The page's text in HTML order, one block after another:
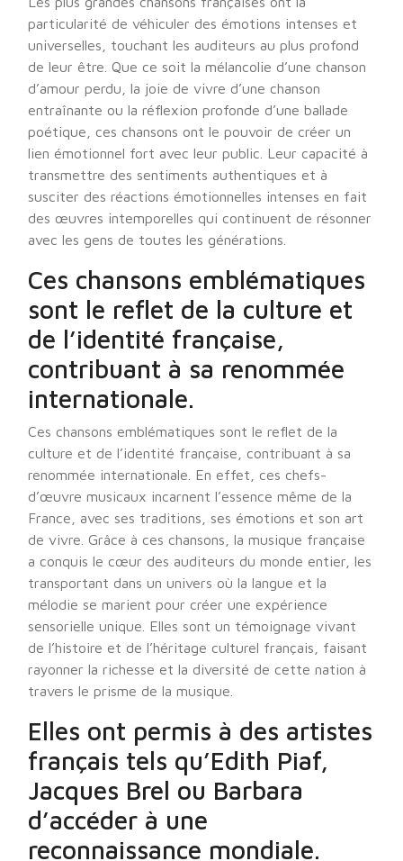
particularité de véhiculer des émotions intenses et
universelles, touchant les auditeurs au plus profond
de leur être. Que ce soit la mélancolie d’une chanson
d’amour perdu, la joie de vivre d’une chanson
entraînante ou la réflexion profonde d’une ballade
poétique, ces chansons ont le pouvoir de créer un
lien émotionnel fort avec leur public. Leur capacité à
transmettre des sentiments authentiques et à
susciter des réactions émotionnelles intenses en fait
des œuvres intemporelles qui continuent de résonner
avec les gens de toutes les générations.
Ces chansons emblématiques
sont le reflet de la culture et
de l’identité française,
contribuant à sa renommée
internationale.
Ces chansons emblématiques sont le reflet de la
culture et de l’identité française, contribuant à sa
renommée internationale. En effet, ces chefs-
d’œuvre musicaux incarnent l’essence même de la
France, avec ses traditions, ses émotions et son art
de vivre. Grâce à ces chansons, la musique française
a conquis le cœur des auditeurs du monde entier, les
transportant dans un univers où la langue et la
mélodie se marient pour créer une expérience
sensorielle unique. Elles sont un témoignage vivant
de l’histoire et de l’héritage culturel français, faisant
rayonner la richesse et la diversité de cette nation à
travers le prisme de la musique.
Elles ont permis à des artistes
français tels qu’Edith Piaf,
Jacques Brel ou Barbara
d’accéder à une
reconnaissance mondiale.